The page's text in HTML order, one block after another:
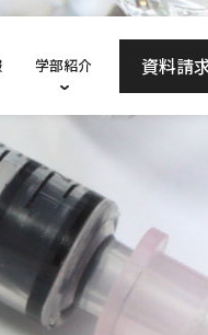
学部紹介 資料請